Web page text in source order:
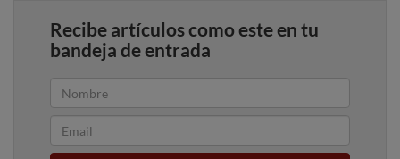
Recibe artículos como este en tu
bandeja de entrada